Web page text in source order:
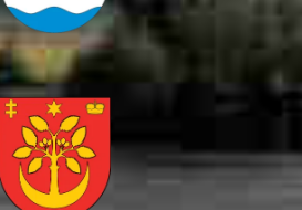
Gmina
Wiązownica